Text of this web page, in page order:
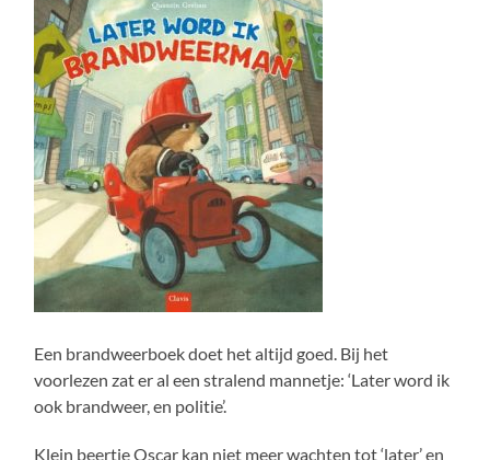
Een brandweerboek doet het altijd goed. Bij het
voorlezen zat er al een stralend mannetje: ‘Later word ik
ook brandweer, en politie’.
Klein beertje Oscar kan niet meer wachten tot ‘later’ en